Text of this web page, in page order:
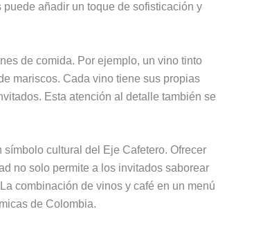
añadir un toque de sofisticación y
de comida. Por ejemplo, un vino tinto
mariscos. Cada vino tiene sus propias
Esta atención al detalle también se
cultural del Eje Cafetero. Ofrecer
no solo permite a los invitados saborear
combinación de vinos y café en un menú
de Colombia.